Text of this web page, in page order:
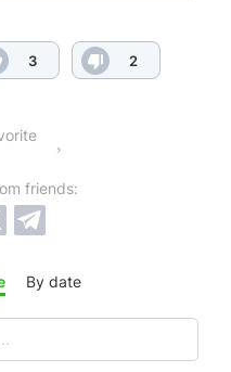
3 2
friends:
By date